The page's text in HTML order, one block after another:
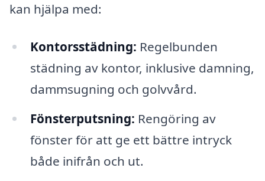
kan hjälpa med:
Kontorsstädning: Regelbunden
städning av kontor, inklusive damning,
dammsugning och golvvård.
Fönsterputsning: Rengöring av
fönster för att ge ett bättre intryck
både inifrån och ut.